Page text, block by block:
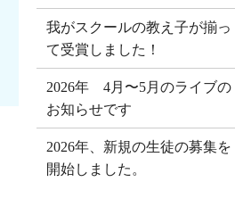
我がスクールの教え子が揃っ
て受賞しました！
2026年 4月〜5月のライブの
お知らせです
2026年、新規の生徒の募集を
開始しました。